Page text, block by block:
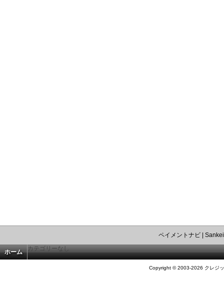
ペイメントナビ|
ホーム カテゴリーなし
Copyright © 2003-2026 クレジ